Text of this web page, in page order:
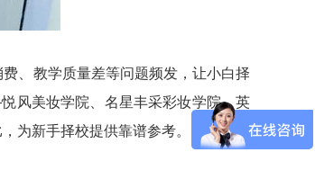
、教学质量差等问题频发，让小白择
风美妆学院、名星丰采彩妆学院、英
为新手择校提供靠谱参考。